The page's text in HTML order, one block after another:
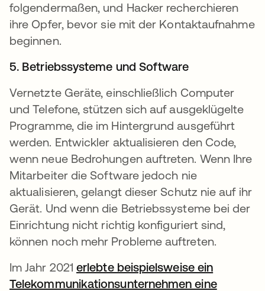
folgendermaßen, und Hacker recherchieren
ihre Opfer, bevor sie mit der Kontaktaufnahme
beginnen.
5. Betriebssysteme und Software
Vernetzte Geräte, einschließlich Computer
und Telefone, stützen sich auf ausgeklügelte
Programme, die im Hintergrund ausgeführt
werden. Entwickler aktualisieren den Code,
wenn neue Bedrohungen auftreten. Wenn Ihre
Mitarbeiter die Software jedoch nie
aktualisieren, gelangt dieser Schutz nie auf ihr
Gerät. Und wenn die Betriebssysteme bei der
Einrichtung nicht richtig konfiguriert sind,
können noch mehr Probleme auftreten.
Im Jahr 2021erlebte beispielsweise ein
Telekommunikationsunternehmen eine